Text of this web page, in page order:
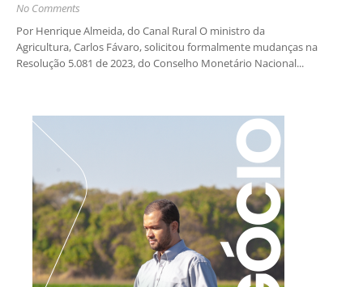
No Comments
Por Henrique Almeida, do Canal Rural O ministro da
Agricultura, Carlos Fávaro, solicitou formalmente mudanças na
Resolução 5.081 de 2023, do Conselho Monetário Nacional...